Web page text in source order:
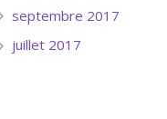
septembre 2017
juillet 2017